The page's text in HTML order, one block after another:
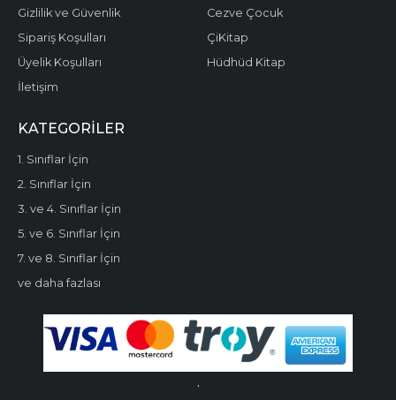
Gizlilik ve Güvenlik
Sipariş Koşulları
Üyelik Koşulları
İletişim
Cezve Çocuk
ÇiKitap
Hüdhüd Kitap
KATEGORILER
1. Sınıflar İçin
2. Sınıflar İçin
3. ve 4. Sınıflar İçin
5. ve 6. Sınıflar İçin
7. ve 8. Sınıflar İçin
ve daha fazlası
.